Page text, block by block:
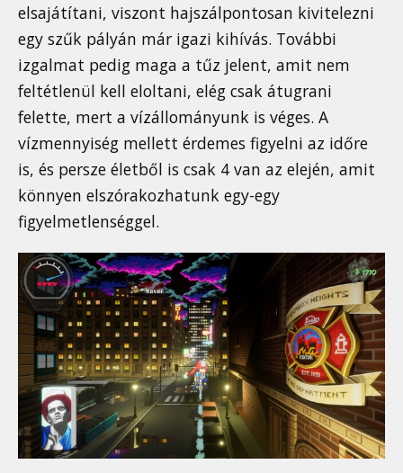
elsajátítani, viszont hajszálpontosan kivitelezni
egy szűk pályán már igazi kihívás. További
izgalmat pedig maga a tűz jelent, amit nem
feltétlenül kell eloltani, elég csak átugrani
felette, mert a vízállományunk is véges. A
vízmennyiség mellett érdemes figyelni az időre
is, és persze életből is csak 4 van az elején, amit
könnyen elszórakozhatunk egy-egy
figyelmetlenséggel.